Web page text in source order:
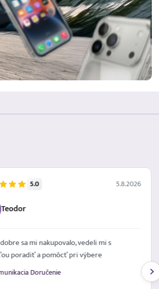
5.0 5.8.2026
Filip
štandardný eshop s dobrým
prostredníctvom emailov o stave
a možnosťou komfortného dodania
miesta ako Packeta. Zakúpený S26+